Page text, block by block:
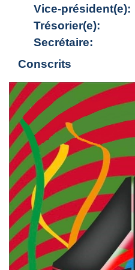
Vice-président(e):
Trésorier(e):
Secrétaire:
Conscrits